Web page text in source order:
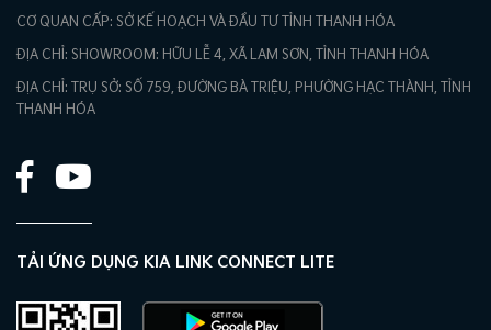
CƠ QUAN CẤP: SỞ KẾ HOẠCH VÀ ĐẦU TƯ TỈNH THANH HÓA
ĐỊA CHỈ: SHOWROOM: HỮU LỄ 4, XÃ LAM SƠN, TỈNH THANH HÓA
ĐỊA CHỈ: TRỤ SỞ: SỐ 759, ĐƯỜNG BÀ TRIỆU, PHƯỜNG HẠC THÀNH, TỈNH
THANH HÓA
TẢI ỨNG DỤNG KIA LINK CONNECT LITE